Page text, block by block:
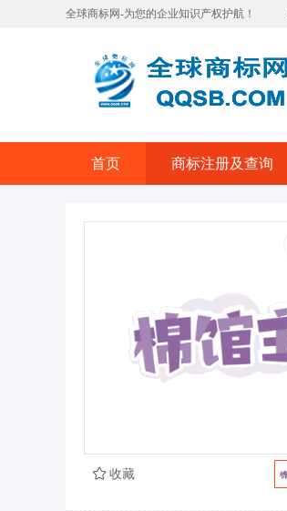
全球商标网-为您的企业知识产权护航！
首页 商标注册及查询
收藏